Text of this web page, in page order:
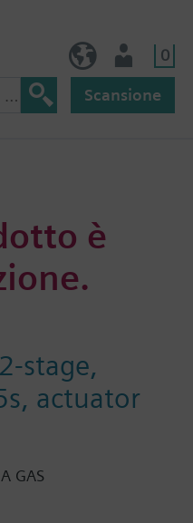
0
Scansione
è
stage,
actuator
GAS